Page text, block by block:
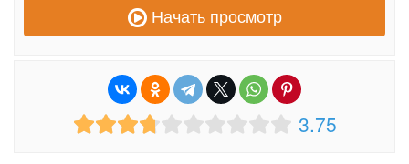
Начать просмотр
3.75